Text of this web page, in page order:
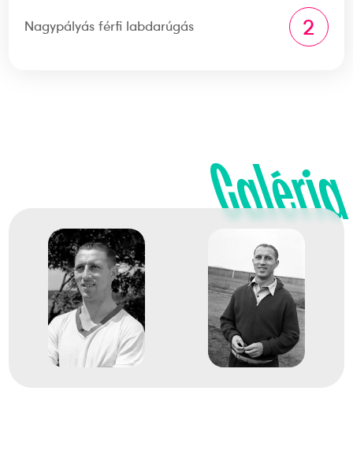
Nagypályás férfi labdarúgás 2
Galéria